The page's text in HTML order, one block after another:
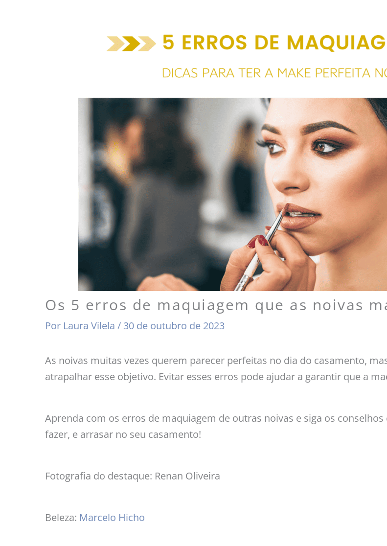
Os 5 erros de maquiagem que as noivas
Por Laura Vilela / 30 de outubro de 2023
As noivas muitas vezes querem parecer perfeitas no dia do casamento,
atrapalhar esse objetivo. Evitar esses erros pode ajudar a garantir que a
Aprenda com os erros de maquiagem de outras noivas e siga os
fazer, e arrasar no seu casamento!
Fotografia do destaque: Renan Oliveira
Beleza: Marcelo Hicho